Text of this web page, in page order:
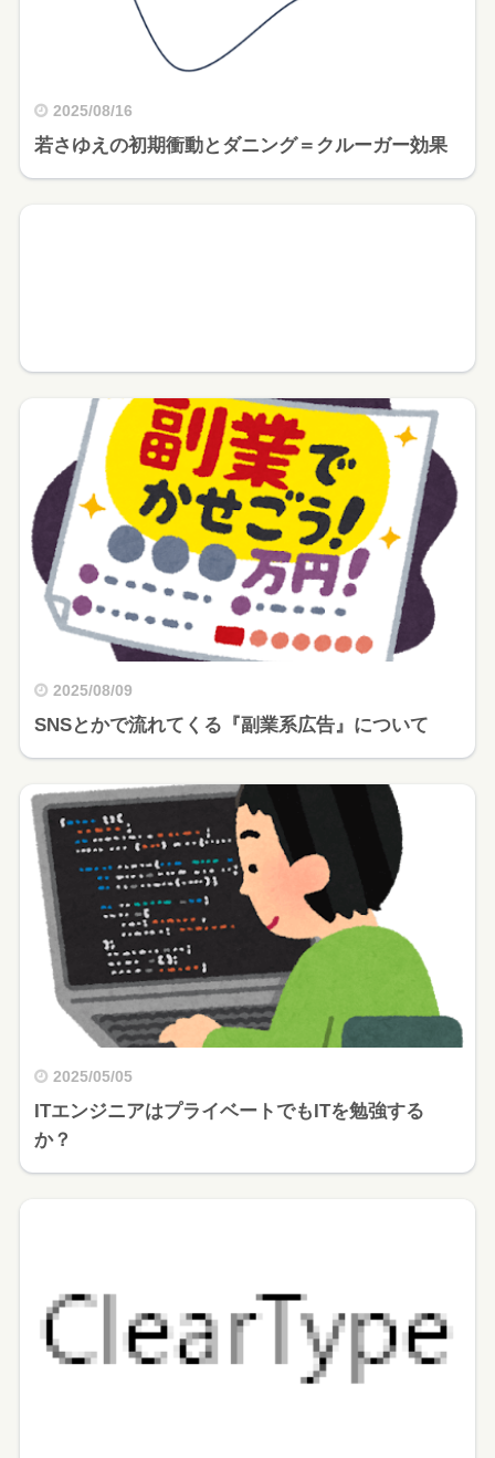
2025/08/16
若さゆえの初期衝動とダニング＝クルーガー効果
2025/08/09
SNSとかで流れてくる『副業系広告』について
2025/05/05
ITエンジニアはプライベートでもITを勉強する
か？